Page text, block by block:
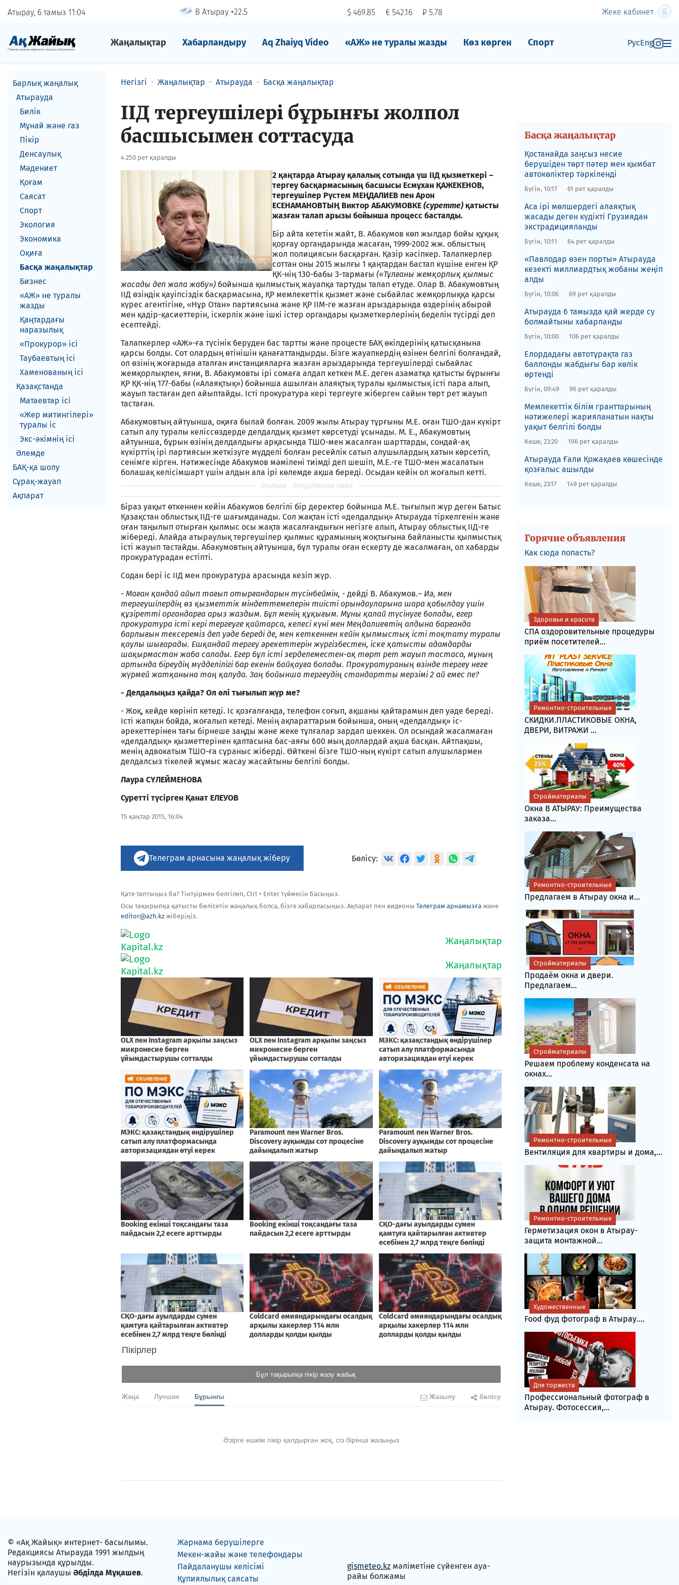
Атырау, 6 тамыз 11 04 В Атырау +22.5 $ 469.85 € 542.16 ₽ 5.78 Жеке кабинет
Жаңалықтар Хабарландыру Aq Zhaiyq Video «АЖ» не туралы жазды Көз көрген Спорт РусEng
Барлық жаңалық
Атырауда
Билік
Мұнай және газ
Пікір
Денсаулық
Мәдениет
Қоғам
Саясат
Спорт
Экология
Экономика
Оқиға
Басқа жаңалықтар
Бизнес
«АЖ» не туралы
жазды
Қаңтардағы
наразылық
«Прокурор» ісі
Таубаевтың ісі
Хаменованың ісі
Қазақстанда
Матаевтар ici
«Жер митингілері»
туралы іс
Экс-әкiмнiң iсi
Әлемде
БАҚ-қа шолу
Сұрақ-жауап
Ақпарат
Негізгі Жаңалықтар Атырауда Басқа жаңалықтар
ІІД тергеушілері бұрынғы жолпол
басшысымен соттасуда
4 250 рет қаралды
2 қаңтарда Атырау қалалық сотында үш ІІД қызметкері –
тергеу басқармасының басшысы Есмұхан ҚАЖЕКЕНОВ,
тергеушілер Рүстем МЕҢДАЛИЕВ пен Арон
ЕСЕНАМАНОВТЫҢ Виктор АБАКУМОВКЕ (суретте) қатысты
жазған талап арызы бойынша процесс басталды.
Бір айта кететін жайт, В. Абакумов көп жылдар бойы құқық
қорғау органдарында жасаған, 1999-2002 жж. облыстың
жол полициясын басқарған. Қазір кәсіпкер. Талапкерлер
соттан оны 2015 жылғы 1 қаңтардан бастап күшіне енген ҚР
ҚК-нің 130-бабы 3-тармағы («Тұлғаны жемқорлық қылмыс
жасады деп жала жабу») бойынша қылмыстық жауапқа тартуды талап етуде. Олар В. Абакумовтың
ІІД өзіндік қауіпсіздік басқармасына, ҚР мемлекеттік қызмет және сыбайлас жемқорлыққа қарсы
күрес агентігіне, «Нұр Отан» партиясына және ҚР ІІМ-ге жазған арыздарында өздерінің абырой
мен қадір-қасиеттерін, іскерлік және ішкі істер органдары қызметкерлерінің беделін түсірді деп
есептейді.
Талапкерлер «АЖ»-ға түсінік беруден бас тартты және процесте БАҚ өкілдерінің қатысқанына
қарсы болды. Сот олардың өтінішін қанағаттандырды. Бізге жауапкердің өзінен белгілі болғандай,
ол өзінің жоғарыда аталған инстанцияларға жазған арыздарында тергеушілерді сыбайлас
жемқорлықпен, яғни, В. Абакумовты ірі сомаға алдап кеткен М.Е. деген азаматқа қатысты бұрынғы
ҚР ҚК-нің 177-бабы («Алаяқтық») бойынша ашылған алаяқтық туралы қылмыстық істі пара алып,
жауып тастаған деп айыптайды. Істі прокуратура кері тергеуге жіберген сайын төрт рет жауып
тастаған.
Абакумовтың айтуынша, оқиға былай болған. 2009 жылы Атырау тұрғыны М.Е. оған ТШО-дан күкірт
сатып алу туралы келіссөздерде делдалдық қызмет көрсетуді ұсынады. М. Е., Абакумовтың
айтуынша, бұрын өзінің делдалдығы арқасында ТШО-мен жасалған шарттарды, сондай-ақ
күкірттің ірі партиясын жеткізуге мүдделі болған ресейлік сатып алушылардың хатын көрсетіп,
сенімге кірген. Нәтижесінде Абакумов мәмілені тиімді деп шешіп, М.Е.-ге ТШО-мен жасалатын
болашақ келісімшарт үшін алдын ала ірі көлемде ақша береді. Осыдан кейін ол жоғалып кетті.
Біраз уақыт өткеннен кейін Абакумов белгілі бір деректер бойынша М.Е. тығылып жүр деген Батыс
Қазақстан облыстық ІІД-ге шағымданады. Сол жақтан істі «делдалдың» Атырауда тіркелгенін және
оған таңылып отырған қылмыс осы жақта жасалғандығын негізге алып, Атырау облыстық ІІД-ге
жібереді. Алайда атыраулық тергеушілер қылмыс құрамының жоқтығына байланысты қылмыстық
істі жауып тастайды. Абакумовтың айтуынша, бұл туралы оған ескерту де жасалмаған, ол хабарды
прокуратурадан естіпті.
Содан бері іс ІІД мен прокуратура арасында кезіп жүр.
- Маған қандай айып тағып отырғандарын түсінбеймін, - дейді В. Абакумов.– Иә, мен
тергеушілердің өз қызметтік міндеттемелерін тиісті орындауларына шара қабылдау үшін
құзіретті органдарға арыз жаздым. Бұл менің құқығым. Мұны қалай түсінуге болады, егер
прокуратура істі кері тергеуге қайтарса, келесі күні мен Меңдалиевтің алдына барғанда
барлығын тексереміз деп уәде береді де, мен кеткеннен кейін қылмыстық істі тоқтату туралы
қаулы шығарады. Ешқандай тергеу әрекеттерін жүргізбестен, іске қатысты адамдарды
шақырмастан жаба салады. Егер бұл істі зерделеместен-ақ төрт рет жауып тастаса, мұның
артында біреудің мүдделілігі бар екенін байқауға болады. Прокуратураның өзінде тергеу неге
жүрмей жатқанына таң қалуда. Заң бойынша тергеудің стандартты мерзімі 2 ай емес пе?
- Делдалыңыз қайда? Ол әлі тығылып жүр ме?
- Жоқ, кейде көрініп кетеді. Іс қозғалғанда, телефон соғып, ақшаны қайтарамын деп уәде береді.
Істі жапқан бойда, жоғалып кетеді. Менің ақпараттарым бойынша, оның «делдалдық» іс-
әрекеттерінен тағы бірнеше заңды және жеке тұлғалар зардап шеккен. Ол осындай жасалмаған
«делдалдық» қызметтерінен қалтасына бас-аяғы 600 мың доллардай ақша басқан. Айтпақшы,
менің адвокатым ТШО-ға сұраныс жіберді. Өйткені бізге ТШО-ның күкірт сатып алушылармен
делдалсыз тікелей жұмыс жасау жасайтыны белгілі болды.
Лаура СҮЛЕЙМЕНОВА
Суретті түсірген Қанат ЕЛЕУОВ
15 қаңтар 2015, 16:04
Телеграм арнасына жаңалық жіберу Бөлісу:
Қате таптыңыз ба? Тінтуірмен белгілеп, Ctrl + Enter түймесін басыңыз.
Осы тақырыпқа қатысты бөлісетін жаңалық болса, бізге хабарласыңыз. Ақпарат пен видеоны Телеграм арнамызға және
editor@azh.kz жіберіңіз.
Пікірлер
Бұл тақырыпқа пікір жазу жабық
Жаңа Лучшие Бұрынғы Жазылу бөлісу
Әзірге ешкім пікір қалдырған жоқ, сіз бірінші жазыңыз
Басқа жаңалықтар
Қостанайда заңсыз несие
берушіден төрт пәтер мен қымбат
автокөліктер тәркіленді
Бүгін, 10:17 61 рет қаралды
​Аса ірі мөлшердегі алаяқтық
жасады деген күдікті Грузиядан
экстрадицияланды
Бүгін, 10:11 64 рет қаралды
​«Павлодар өзен порты» Атырауда
кезекті миллиардтық жобаны жеңіп
алды
Бүгін, 10:06 69 рет қаралды
​Атырауда 6 тамызда қай жерде су
болмайтыны хабарланды
Бүгін, 10:00 106 рет қаралды
​Елордадағы автотұрақта газ
баллонды жабдығы бар көлік
өртенді
Бүгін, 09:49 96 рет қаралды
Мемлекеттік білім гранттарының
нәтижелері жарияланатын нақты
уақыт белгілі болды
Кеше, 23:20 196 рет қаралды
​Атырауда Ғали Қожақаев көшесінде
қозғалыс ашылды
Кеше, 23:17 149 рет қаралды
Горячие объявления
Как сюда попасть?
СПА оздоровительные процедуры
приём посетителей...
Здоровье и красота
СКИДКИ.ПЛАСТИКОВЫЕ ОКНА,
ДВЕРИ, ВИТРАЖИ ...
Ремонтно-строительные
Окна В АТЫРАУ: Преимущества
заказа...
Стройматериалы
Предлагаем в Атырау окна и...
Ремонтно-строительные
Продаём окна и двери.
Предлагаем...
Стройматериалы
Решаем проблему конденсата на
окнах...
Стройматериалы
Вентиляция для квартиры и дома,...
Ремонтно-строительные
Герметизация окон в Атырау-
защита монтажной...
Ремонтно-строительные
Food фуд фотограф в Атырау....
Художественные
Профессиональный фотограф в
Атырау. Фотосессия,...
Для торжеств
© «Ақ Жайық» интернет- басылымы.
Редакциясы Атырауда 1991 жылдың
наурызында құрылды.
Негізін қалаушы Әбділда Мұқашев.
Жарнама берушілерге
Мекен-жайы және телефондары
Пайдаланушы келісімі
Құпиялылық саясаты
gismeteo.kz мәліметіне сүйенген ауа-
райы болжамы